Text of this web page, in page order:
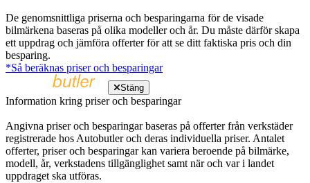
De genomsnittliga priserna och besparingarna för de visade
bilmärkena baseras på olika modeller och år. Du måste därför skapa
ett uppdrag och jämföra offerter för att se ditt faktiska pris och din
besparing.
*Så beräknas priser och besparingar
Stäng
Information kring priser och besparingar
Angivna priser och besparingar baseras på offerter från verkstäder
registrerade hos Autobutler och deras individuella priser. Antalet
offerter, priser och besparingar kan variera beroende på bilmärke,
modell, år, verkstadens tillgänglighet samt när och var i landet
uppdraget ska utföras.